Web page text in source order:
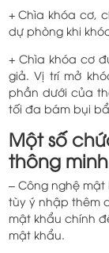
+ Chìa khóa cơ,
dự phòng khi
+ Chìa khóa cơ
giả. Vị trí mở
phần dưới của
tối đa bám bụi
Một số
thông minh
– Công nghệ
tùy ý nhập thêm
mật khẩu chính
mật khẩu.